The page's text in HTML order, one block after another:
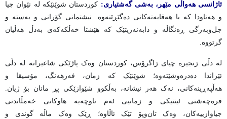
ئاژانسی هەواڵی مێهر، بەشی گەشتیاری: کوردستان شوێنێکە لە نێوان چیا
و هەتاودا کە با هەقایەتەکانی دەگێڕێتەوە. نیشتمانی گۆرانی و بەستە و
جل‌وبەرگی ڕەنگاڵە و دابەنەریتێک کە هێشتا خەڵکەکەی بەدڵ هەڵیان
گرتووە.
لە دڵی زنجیرە چیای زاگرۆس، کوردستان وەک پاژێکی شاعیرانە لە دڵی
ئێراندا دەدرەوشێتەوە؛ شوێنێک کە زمان، فەرهەنگ، مۆسیقا و
هەڵپەڕینەکانی، نەک هەر نیشانە، بەڵکوو شێوازێکی پڕ مانان بۆ ژیان.
فرەچەشنی ئیتنیکی و زمانیی ئەم ناوچەیە هاوکاتی خەمڵاندنی
جیاوازییەکان، وەک تان‌وپۆ تێک ئاڵاوە؛ ڕێک وەک ماڵە گوندی و